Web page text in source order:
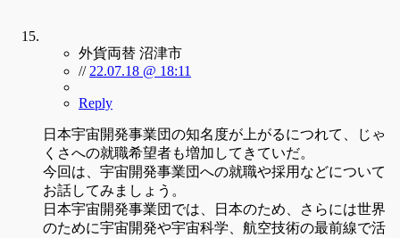
外貨両替 沼津市
// 22.07.18 @ 18:11
Reply
日本宇宙開発事業団の知名度が上がるにつれて、じゃ
くさへの就職希望者も増加してきていだ。
今回は、宇宙開発事業団への就職や採用などについて
お話してみましょう。
日本宇宙開発事業団では、日本のため、さらには世界
のために宇宙開発や宇宙科学、航空技術の最前線で活